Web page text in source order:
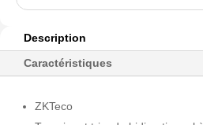
Description
Caractéristiques
ZKTeco